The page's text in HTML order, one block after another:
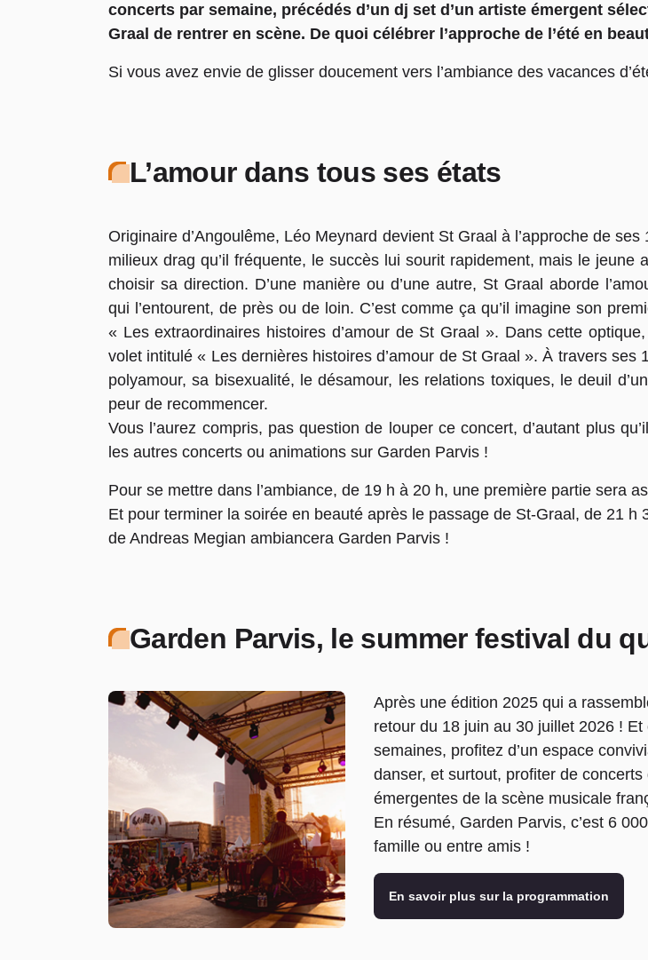
concerts par semaine, précédés d’un dj set d’un artiste émergent
Graal de rentrer en scène. De quoi célébrer l’approche de l’été en
Si vous avez envie de glisser doucement vers l’ambiance des vacances
L’amour dans tous ses états
Originaire d’Angoulême, Léo Meynard devient St Graal à l’approche de
milieux drag qu’il fréquente, le succès lui sourit rapidement, mais le jeune
choisir sa direction. D’une manière ou d’une autre, St Graal aborde
qui l’entourent, de près ou de loin. C’est comme ça qu’il imagine son
« Les extraordinaires histoires d’amour de St Graal ». Dans cette
volet intitulé « Les dernières histoires d’amour de St Graal ». À travers ses
polyamour, sa bisexualité, le désamour, les relations toxiques, le deuil
peur de recommencer.
Vous l’aurez compris, pas question de louper ce concert, d’autant plus
les autres concerts ou animations sur Garden Parvis !
Pour se mettre dans l’ambiance, de 19 h à 20 h, une première partie sera
Et pour terminer la soirée en beauté après le passage de St-Graal, de 21 h
de Andreas Megian ambiancera Garden Parvis !
Garden Parvis, le summer festival du
Après une édition 2025 qui a
retour du 18 juin au 30 juillet 2026 !
semaines, profitez d’un espace
danser, et surtout, profiter de
émergentes de la scène musicale
En résumé, Garden Parvis, c’est 6
famille ou entre amis !
En savoir plus sur la programmation